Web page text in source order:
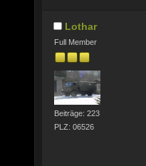
Lothar
Full Member
Beiträge: 223
PLZ: 06526